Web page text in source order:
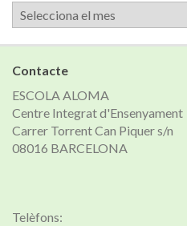
Arxiu
de
notícies
Contacte
ESCOLA ALOMA
Centre Integrat d'Ensenyament
Carrer Torrent Can Piquer s/n
08016 BARCELONA
Telèfons: